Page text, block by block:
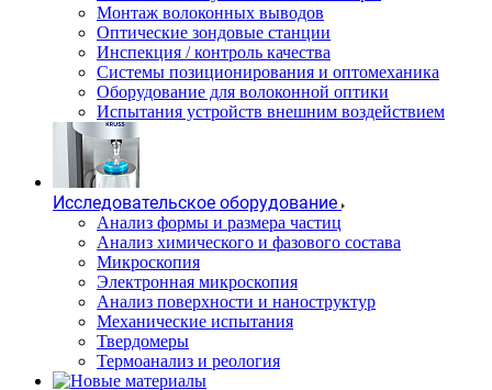
Монтаж волоконных выводов
Оптические зондовые станции
Инспекция / контроль качества
Системы позиционирования и оптомеханика
Оборудование для волоконной оптики
Испытания устройств внешним воздействием
Исследовательское оборудование
Анализ формы и размера частиц
Анализ химического и фазового состава
Микроскопия
Электронная микроскопия
Анализ поверхности и наноструктур
Механические испытания
Твердомеры
Термоанализ и реология